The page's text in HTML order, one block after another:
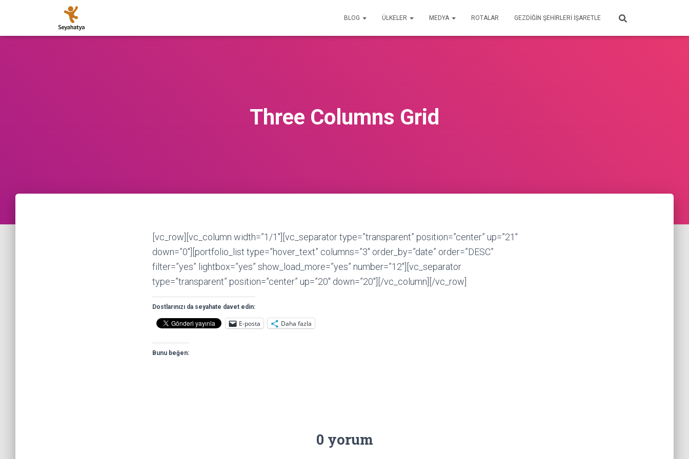
BLOG ÜLKELER MEDYA ROTALAR GEZDIĞIN ŞEHIRLERI İŞARETLE
Three Columns Grid
[vc_row][vc_column width=”1/1″][vc_separator type=”transparent” position=”center” up=”21″
down=”0″][portfolio_list type=”hover_text” columns=”3″ order_by=”date” order=”DESC”
filter=”yes” lightbox=”yes” show_load_more=”yes” number=”12″][vc_separator
type=”transparent” position=”center” up=”20″ down=”20″][/vc_column][/vc_row]
Dostlarınızı da seyahate davet edin:
E-posta Daha fazla
Bunu beğen:
0 yorum